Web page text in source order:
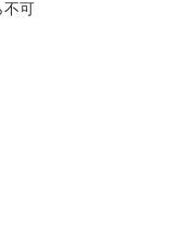
不可